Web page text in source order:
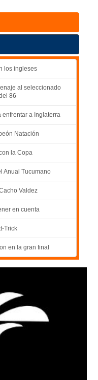
los ingleses
al seleccionado
86
enfrentar a Inglaterra
Natación
la Copa
Anual Tucumano
Valdez
en cuenta
Trick
en la gran final